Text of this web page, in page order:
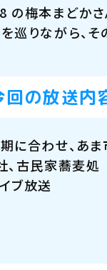
の梅本まどかさ
巡りながら、
回の放送内
に合わせ、あま
、古民家蕎麦
ブ放送